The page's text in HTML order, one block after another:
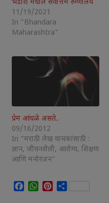
भंडारा मधील सर्वोत्तम रुग्णालये
11/19/2021
In "Bhandara
Maharashtra"
प्रेम आंधळे असते..
09/16/2012
In "मराठी लेख वाचकांसाठी :
ज्ञान, जीवनशैली, आरोग्य, शिक्षण
आणि मनोरंजन"
Facebook
WhatsApp
Pinterest
Share